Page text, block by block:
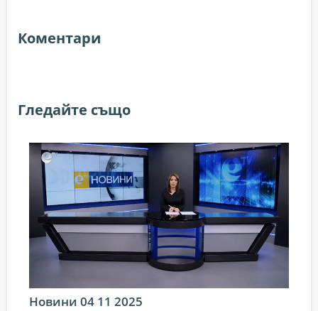
Коментари
Гледайте също
Новини 04 11 2025